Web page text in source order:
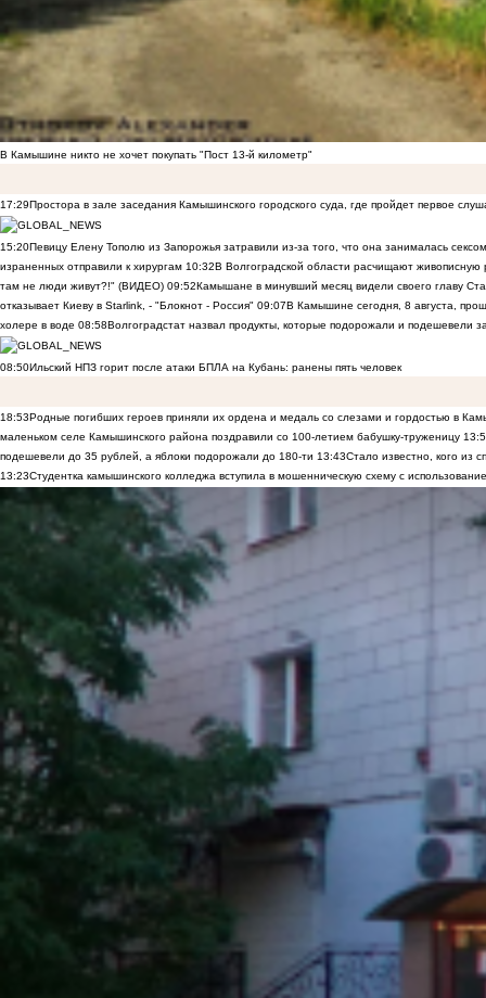
В Камышине никто не хочет покупать "Пост 13-й километр"
17:29Простора в зале заседания Камышинского городского суда, где пройдет первое
15:20Певицу Елену Тополю из Запорожья затравили из-за того, что она занималась
израненных отправили к хирургам 10:32В Волгоградской области расчищают
там не люди живут?!" (ВИДЕО) 09:52Камышане в минувший месяц видели своего главу
отказывает Киеву в Starlink, - "Блокнот - Россия" 09:07В Камышине сегодня, 8 августа,
холере в воде 08:58Волгоградстат назвал продукты, которые подорожали и подешевели
08:50Ильский НПЗ горит после атаки БПЛА на Кубань: ранены пять человек
18:53Родные погибших героев приняли их ордена и медаль со слезами и гордостью в
маленьком селе Камышинского района поздравили со 100-летием бабушку-труженицу
подешевели до 35 рублей, а яблоки подорожали до 180-ти 13:43Стало известно, кого из
13:23Студентка камышинского колледжа вступила в мошенническую схему с